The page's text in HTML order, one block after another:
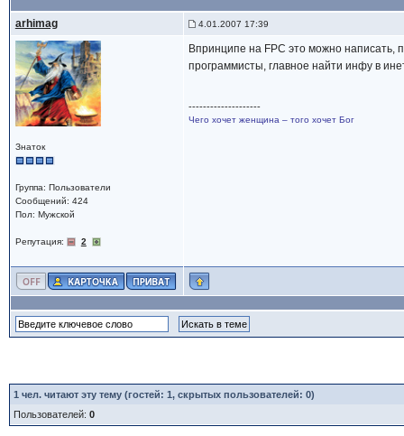
arhimag 4.01.2007 17:39
Знаток
Группа: Пользователи
Сообщений: 424
Пол: Мужской
Репутация: 2
Впринципе на FPC это можно написать,
программисты, главное найти инфу в
--------------------
Чего хочет женщина – того хочет Бог
1 чел. читают эту тему (гостей: 1, скрытых пользователей: 0)
Пользователей: 0